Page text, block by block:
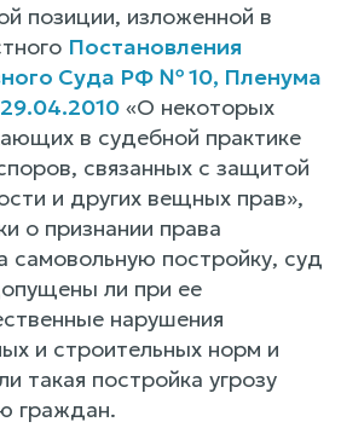
позиции, изложенной в
Постановления
Суда РФ № 10, Пленума
«О некоторых
в судебной практике
связанных с защитой
и других вещных прав»,
о признании права
самовольную постройку, суд
ли при ее
нарушения
и строительных норм и
такая постройка угрозу
граждан.